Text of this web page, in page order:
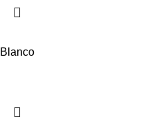
Blanco